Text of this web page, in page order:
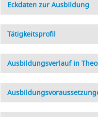
Eckdaten zur Ausbildung
Tätigkeitsprofil
Ausbildungsverlauf in